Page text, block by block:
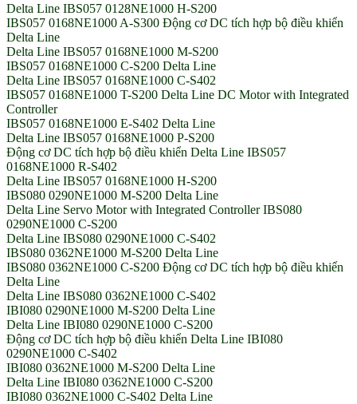
Delta Line IBS057 0128NE1000 H-S200
IBS057 0168NE1000 A-S300 Động cơ DC tích hợp bộ điều khiển
Delta Line
Delta Line IBS057 0168NE1000 M-S200
IBS057 0168NE1000 C-S200 Delta Line
Delta Line IBS057 0168NE1000 C-S402
IBS057 0168NE1000 T-S200 Delta Line DC Motor with Integrated
Controller
IBS057 0168NE1000 E-S402 Delta Line
Delta Line IBS057 0168NE1000 P-S200
Động cơ DC tích hợp bộ điều khiển Delta Line IBS057
0168NE1000 R-S402
Delta Line IBS057 0168NE1000 H-S200
IBS080 0290NE1000 M-S200 Delta Line
Delta Line Servo Motor with Integrated Controller IBS080
0290NE1000 C-S200
Delta Line IBS080 0290NE1000 C-S402
IBS080 0362NE1000 M-S200 Delta Line
IBS080 0362NE1000 C-S200 Động cơ DC tích hợp bộ điều khiển
Delta Line
Delta Line IBS080 0362NE1000 C-S402
IBI080 0290NE1000 M-S200 Delta Line
Delta Line IBI080 0290NE1000 C-S200
Động cơ DC tích hợp bộ điều khiển Delta Line IBI080
0290NE1000 C-S402
IBI080 0362NE1000 M-S200 Delta Line
Delta Line IBI080 0362NE1000 C-S200
IBI080 0362NE1000 C-S402 Delta Line